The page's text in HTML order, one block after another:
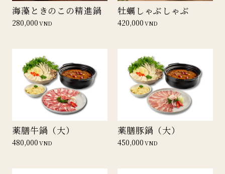
海藻ときのこの精進鍋
280,000VND
牡蠣しゃぶしゃぶ
420,000VND
薬膳牛鍋（大）
480,000VND
薬膳豚鍋（大）
450,000VND